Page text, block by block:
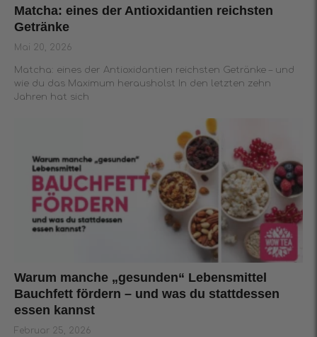
Matcha: eines der Antioxidantien reichsten
Getränke
Mai 20, 2026
Matcha: eines der Antioxidantien reichsten Getränke – und
wie du das Maximum herausholst In den letzten zehn
Jahren hat sich
Warum manche „gesunden“ Lebensmittel
Bauchfett fördern – und was du stattdessen
essen kannst
Februar 25, 2026